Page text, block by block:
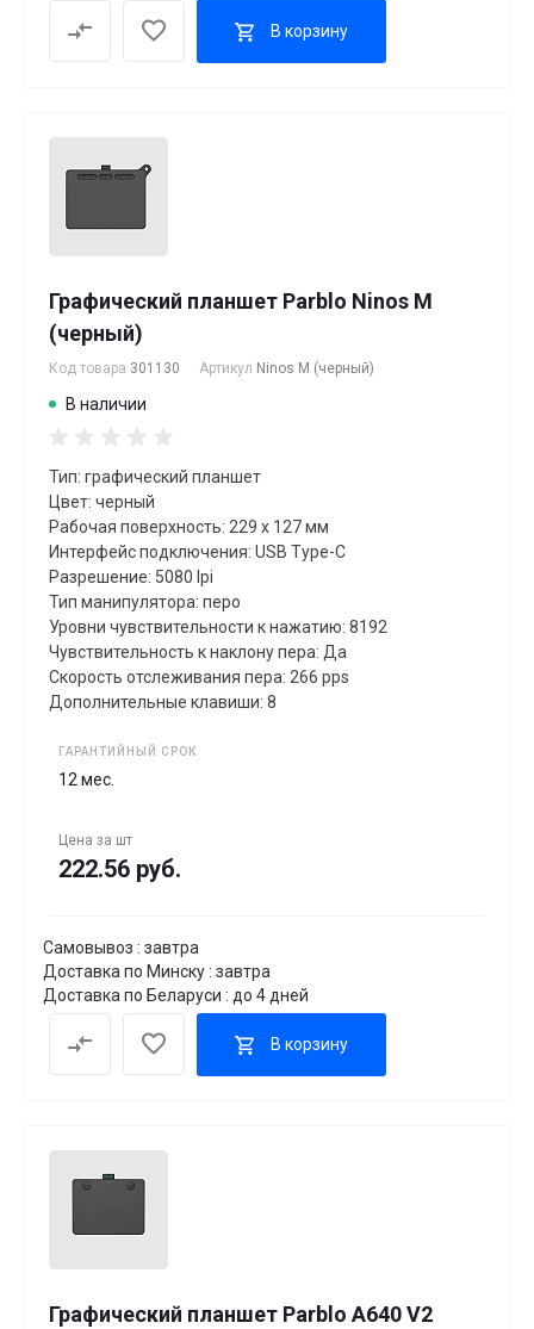
В корзину
Графический планшет Parblo Ninos M
(черный)
Код товара 301130 Артикул Ninos M (черный)
В наличии
Тип: графический планшет
Цвет: черный
Рабочая поверхность: 229 x 127 мм
Интерфейс подключения: USB Type-C
Разрешение: 5080 lpi
Тип манипулятора: перо
Уровни чувствительности к нажатию: 8192
Чувствительность к наклону пера: Да
Скорость отслеживания пера: 266 pps
Дополнительные клавиши: 8
ГАРАНТИЙНЫЙ СРОК
12 мес.
Цена за шт
222.56 руб.
Самовывоз : завтра
Доставка по Минску : завтра
Доставка по Беларуси : до 4 дней
В корзину
Графический планшет Parblo A640 V2